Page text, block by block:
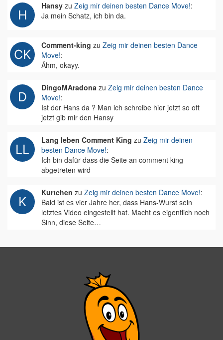
Hansy zu Zeig mir deinen besten Dance Move!:
Ja mein Schatz, ich bin da.
Comment-king zu Zeig mir deinen besten Dance
Move!:
Ähm, okayy.
DingoMAradona zu Zeig mir deinen besten Dance
Move!:
Ist der Hans da ? Man ich schreibe hier jetzt so oft
jetzt gib mir den Hansy
Lang leben Comment King zu Zeig mir deinen
besten Dance Move!:
Ich bin dafür dass die Seite an comment king
abgetreten wird
Kurtchen zu Zeig mir deinen besten Dance Move!:
Bald ist es vier Jahre her, dass Hans-Wurst sein
letztes Video eingestellt hat. Macht es eigentlich noch
Sinn, diese Seite…